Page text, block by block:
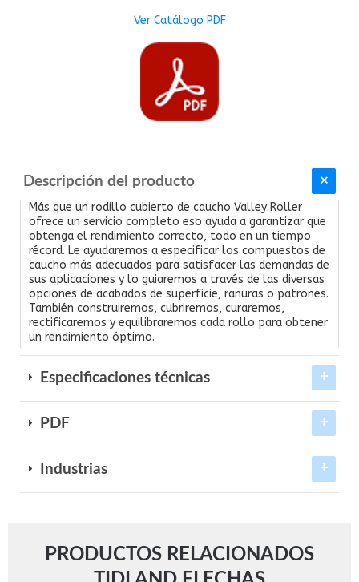
Ver Catálogo PDF
Descripción del producto
Más que un rodillo cubierto de caucho Valley Roller
ofrece un servicio completo eso ayuda a garantizar que
obtenga el rendimiento correcto, todo en un tiempo
récord. Le ayudaremos a especificar los compuestos de
caucho más adecuados para satisfacer las demandas de
sus aplicaciones y lo guiaremos a través de las diversas
opciones de acabados de superficie, ranuras o patrones.
También construiremos, cubriremos, curaremos,
rectificaremos y equilibraremos cada rollo para obtener
un rendimiento óptimo.
Especificaciones técnicas
PDF
Industrias
PRODUCTOS RELACIONADOS